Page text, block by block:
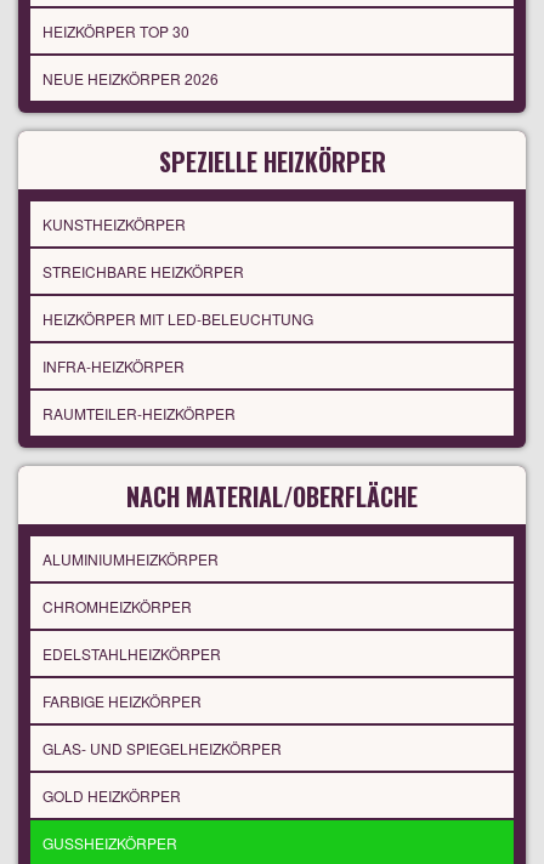
HEIZKÖRPER TOP 30
NEUE HEIZKÖRPER 2026
SPEZIELLE HEIZKÖRPER
KUNSTHEIZKÖRPER
STREICHBARE HEIZKÖRPER
HEIZKÖRPER MIT LED-BELEUCHTUNG
INFRA-HEIZKÖRPER
RAUMTEILER-HEIZKÖRPER
NACH MATERIAL/OBERFLÄCHE
ALUMINIUMHEIZKÖRPER
CHROMHEIZKÖRPER
EDELSTAHLHEIZKÖRPER
FARBIGE HEIZKÖRPER
GLAS- UND SPIEGELHEIZKÖRPER
GOLD HEIZKÖRPER
GUSSHEIZKÖRPER